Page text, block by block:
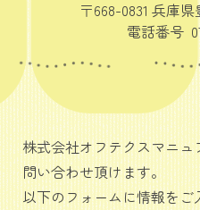
〒668-0831 兵庫
電話番号
株式会社オフテクスマニ
問い合わせ頂けます。
以下のフォームに情報を